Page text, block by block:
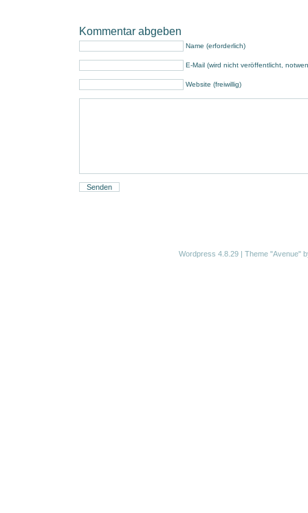
Kommentar abgeben
Name (erforderlich)
E-Mail (wird nicht veröffentlicht,
Website (freiwillig)
Wordpress 4.8.29 | Theme "Avenue"